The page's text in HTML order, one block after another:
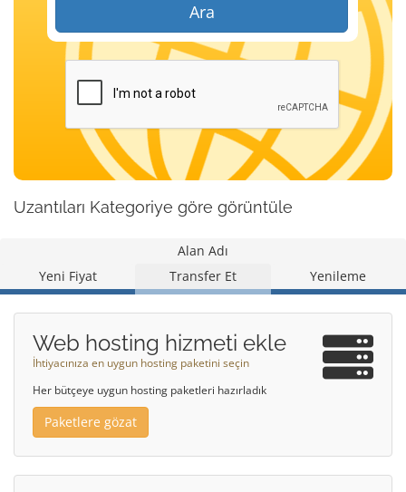
Ara
Uzantıları Kategoriye göre görüntüle
Alan Adı
Yeni Fiyat
Transfer Et Yenileme
Web hosting hizmeti ekle
İhtiyacınıza en uygun hosting paketini seçin
Her bütçeye uygun hosting paketleri hazırladık
Paketlere gözat